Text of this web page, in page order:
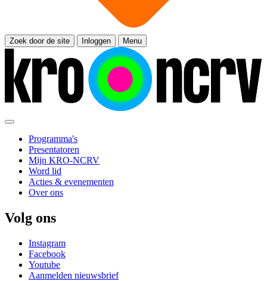
Zoek door de site Inloggen Menu
Programma's
Presentatoren
Mijn KRO-NCRV
Word lid
Acties & evenementen
Over ons
Volg ons
Instagram
Facebook
Youtube
Aanmelden nieuwsbrief